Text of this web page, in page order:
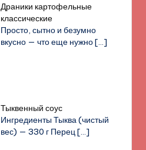
Драники картофельные
классические
Просто, сытно и безумно
вкусно — что еще нужно[…]
Тыквенный соус
Ингредиенты Тыква (чистый
вес) — 330 г Перец[…]